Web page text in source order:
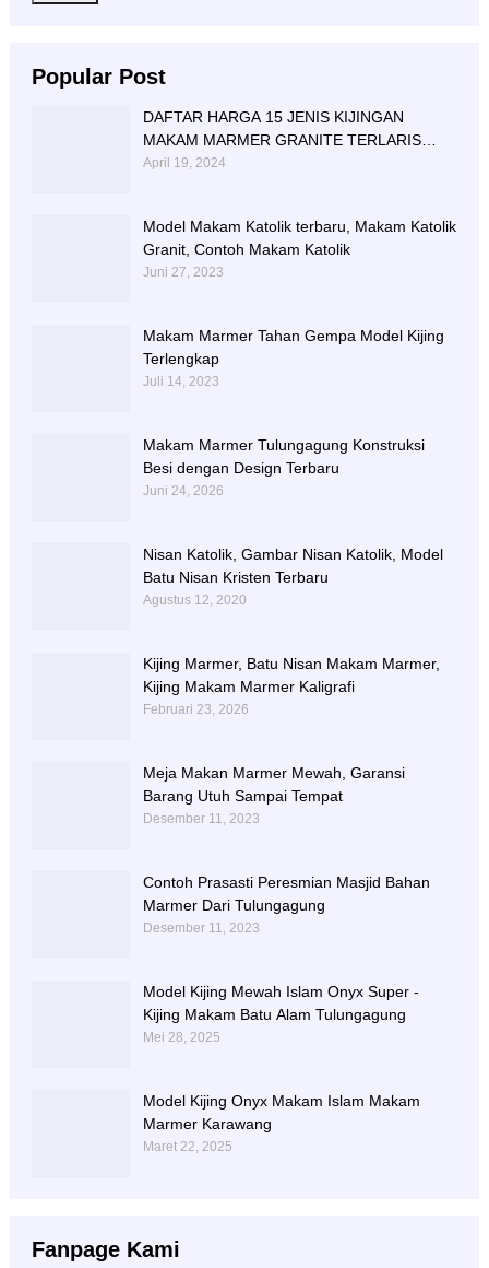
Popular Post
DAFTAR HARGA 15 JENIS KIJINGAN
MAKAM MARMER GRANITE TERLARIS
BERIKUT NISAN NYA
April 19, 2024
Model Makam Katolik terbaru, Makam Katolik
Granit, Contoh Makam Katolik
Juni 27, 2023
Makam Marmer Tahan Gempa Model Kijing
Terlengkap
Juli 14, 2023
Makam Marmer Tulungagung Konstruksi
Besi dengan Design Terbaru
Juni 24, 2026
Nisan Katolik, Gambar Nisan Katolik, Model
Batu Nisan Kristen Terbaru
Agustus 12, 2020
Kijing Marmer, Batu Nisan Makam Marmer,
Kijing Makam Marmer Kaligrafi
Februari 23, 2026
Meja Makan Marmer Mewah, Garansi
Barang Utuh Sampai Tempat
Desember 11, 2023
Contoh Prasasti Peresmian Masjid Bahan
Marmer Dari Tulungagung
Desember 11, 2023
Model Kijing Mewah Islam Onyx Super -
Kijing Makam Batu Alam Tulungagung
Mei 28, 2025
Model Kijing Onyx Makam Islam Makam
Marmer Karawang
Maret 22, 2025
Fanpage Kami